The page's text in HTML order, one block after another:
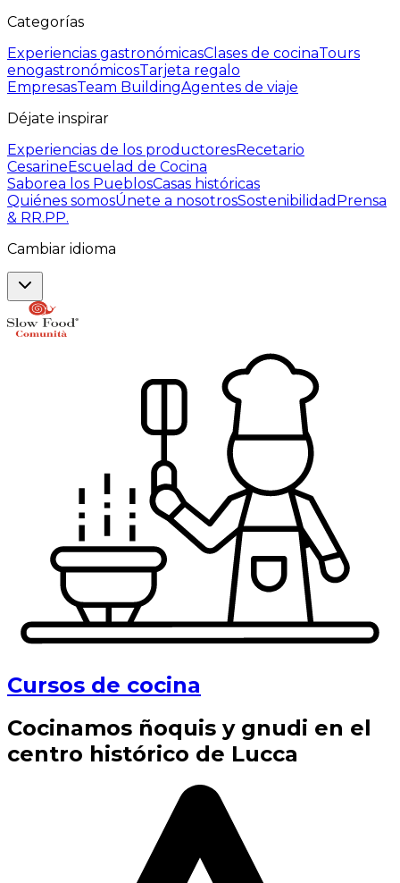
Categorías
Experiencias gastronómicasClases de cocinaTours
enogastronómicosTarjeta regalo
EmpresasTeam BuildingAgentes de viaje
Déjate inspirar
Experiencias de los productoresRecetario
CesarineEscuelad de Cocina
Saborea los PueblosCasas históricas
Quiénes somosÚnete a nosotrosSostenibilidad Prensa
& RR.PP.
Cambiar idioma
Cursos de cocina
Cocinamos ñoquis y gnudi en el
centro histórico de Lucca